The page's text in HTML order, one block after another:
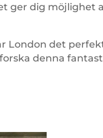
dig möjlighet
London det
denna